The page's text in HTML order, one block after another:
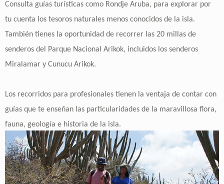
Consulta guías turísticas como Rondje Aruba, para explorar por
tu cuenta los tesoros naturales menos conocidos de la isla.
También tienes la oportunidad de recorrer las 20 millas de
senderos del Parque Nacional Arikok, incluidos los senderos
Miralamar y Cunucu Arikok.
Los recorridos para profesionales tienen la ventaja de contar con
guías que te enseñan las particularidades de la maravillosa flora,
fauna, geología e historia de la isla.